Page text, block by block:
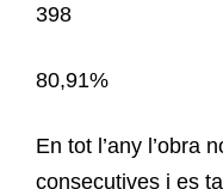
398
80,91%
En tot l’any l’obra
consecutives i es